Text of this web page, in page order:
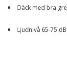
Däck med bra
Ljudnivå 65-75 dB